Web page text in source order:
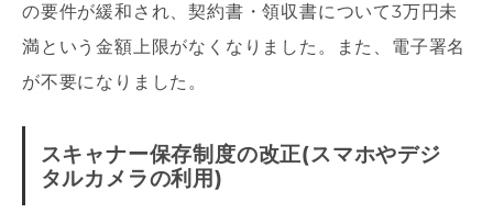
の要件が緩和され、契約書・領収書について3万円未
満という金額上限がなくなりました。また、電子署名
が不要になりました。
スキャナー保存制度の改正(スマホやデジ
タルカメラの利用)